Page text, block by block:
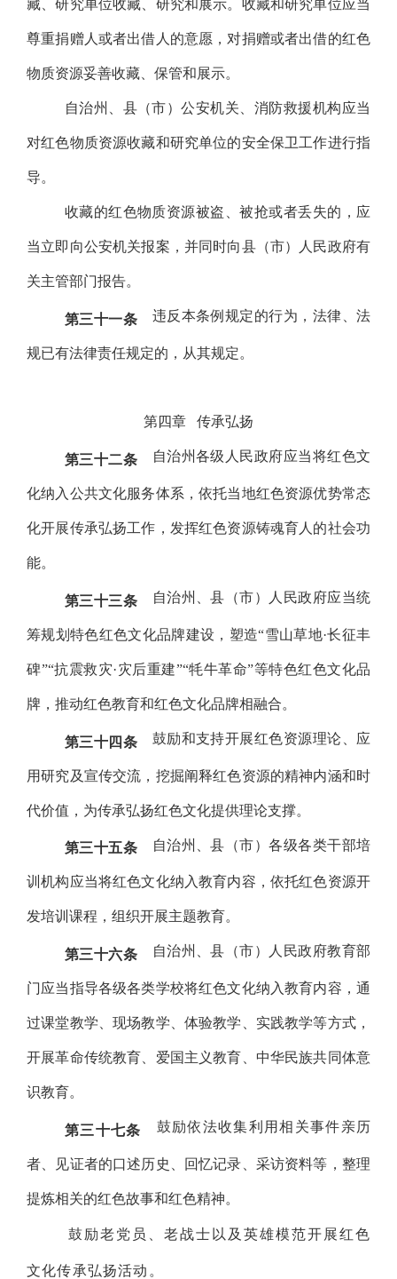
藏、研究单位收藏、研究和展示。收藏和研究单位应当
尊重捐赠人或者出借人的意愿，对捐赠或者出借的红色
物质资源妥善收藏、保管和展示。
自治州、县（市）公安机关、消防救援机构应当
对红色物质资源收藏和研究单位的安全保卫工作进行指
导。
收藏的红色物质资源被盗、被抢或者丢失的，应
当立即向公安机关报案，并同时向县（市）人民政府有
关主管部门报告。
第三十一条 违反本条例规定的行为，法律、法
规已有法律责任规定的，从其规定。
第四章 传承弘扬
第三十二条 自治州各级人民政府应当将红色文
化纳入公共文化服务体系，依托当地红色资源优势常态
化开展传承弘扬工作，发挥红色资源铸魂育人的社会功
能。
第三十三条 自治州、县（市）人民政府应当统
筹规划特色红色文化品牌建设，塑造“雪山草地·长征丰
碑”“抗震救灾·灾后重建”“牦牛革命”等特色红色文化品
牌，推动红色教育和红色文化品牌相融合。
第三十四条 鼓励和支持开展红色资源理论、应
用研究及宣传交流，挖掘阐释红色资源的精神内涵和时
代价值，为传承弘扬红色文化提供理论支撑。
第三十五条 自治州、县（市）各级各类干部培
训机构应当将红色文化纳入教育内容，依托红色资源开
发培训课程，组织开展主题教育。
第三十六条 自治州、县（市）人民政府教育部
门应当指导各级各类学校将红色文化纳入教育内容，通
过课堂教学、现场教学、体验教学、实践教学等方式，
开展革命传统教育、爱国主义教育、中华民族共同体意
识教育。
第三十七条 鼓励依法收集利用相关事件亲历
者、见证者的口述历史、回忆记录、采访资料等，整理
提炼相关的红色故事和红色精神。
鼓励老党员、老战士以及英雄模范开展红色
文化传承弘扬活动。